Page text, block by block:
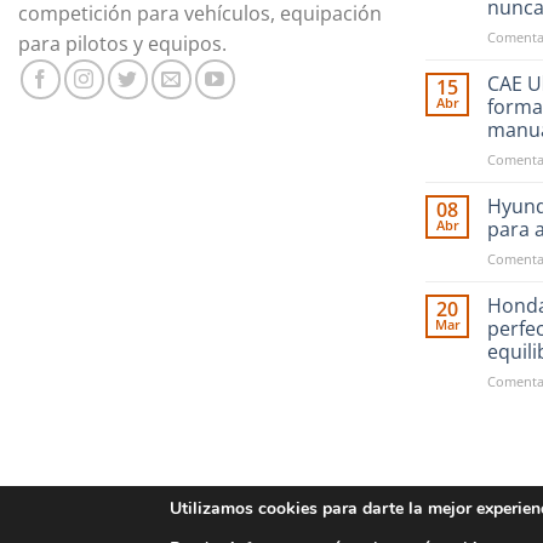
competición para vehículos, equipación
para pilotos y equipos.
nunca
15
Abr
CAE
08
Abr
para
20
Mar
CONDICIONES
Utilizamos cookies para darte la mejor